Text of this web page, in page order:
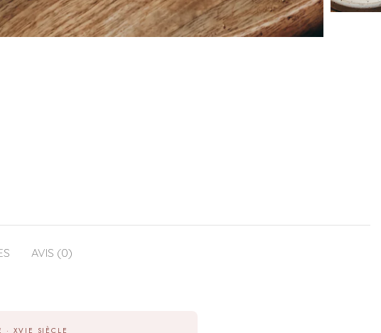
AVIS (0)
· XVIE SIÈCLE